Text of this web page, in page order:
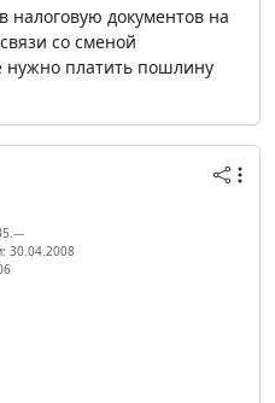
документов на
со сменой
нужно платить пошлину
30.04.2008